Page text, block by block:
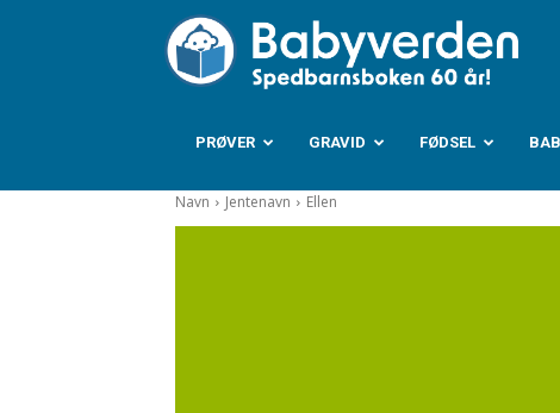
PRØVER GRAVID FØDSEL
Navn Jentenavn Ellen